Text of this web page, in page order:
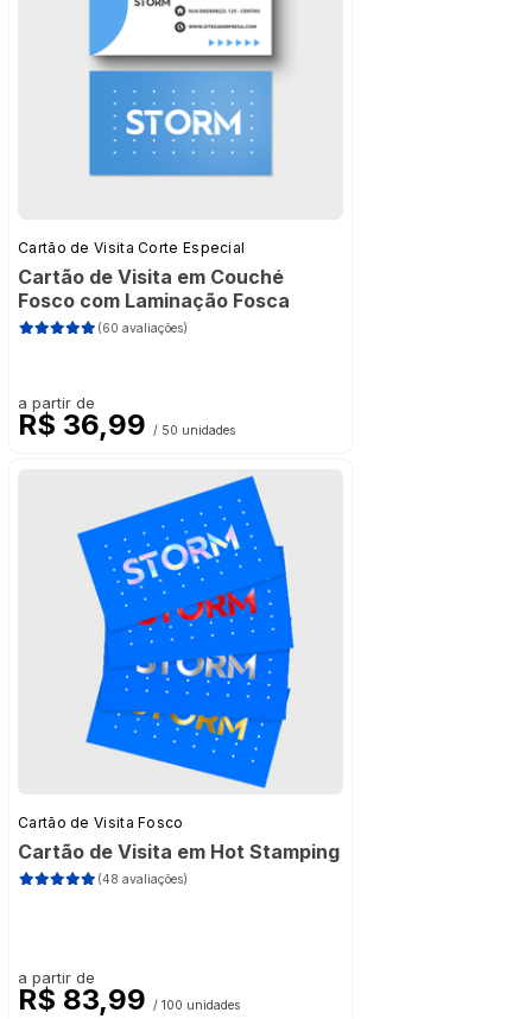
Cartão de Visita Corte Especial
Cartão de Visita em Couché
Fosco com Laminação Fosca
(60 avaliações)
a partir de
R$ 36,99 / 50 unidades
Cartão de Visita Fosco
Cartão de Visita em Hot Stamping
(48 avaliações)
a partir de
R$ 83,99 / 100 unidades